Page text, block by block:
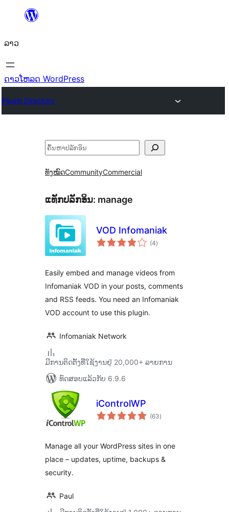
ທີ່
ເນື້ອຫາ
ລາວ
ດາວໂຫລດ WordPress
Plugin Directory
ຄົ້ນຫາ
ທັງໝົດCommunityCommercial
ແທັກປລັກອິນ: manage
VOD Infomaniak
(4ຄະແນນ
ທັງໝົດ
)
Easily embed and manage videos from
Infomaniak VOD in your posts, comments
and RSS feeds. You need an Infomaniak
VOD account to use this plugin.
Infomaniak Network
ມີການຕິດຕັ້ງທີ່ໃຊ້ງານຢູ່ 20,000+ ລາຍການ
ທົດສອບແລ້ວກັບ 6.9.6
iControlWP
(63ຄະແນນ
ທັງໝົດ
)
Manage all your WordPress sites in one
place – updates, uptime, backups &
security.
Paul